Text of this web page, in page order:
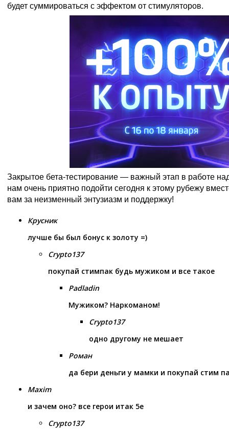
будет суммироваться с эффектом от стимуляторов.
Закрытое бета-тестирование — важный этап в работе
нам очень приятно подойти сегодня к этому рубежу
вам за неизменный энтузиазм и поддержку!
Крусник
лучше бы был бонус к золоту =)
Crypto137
покупай стимпак будь мужиком и все такое
Padladin
Мужиком? Наркоманом!
Crypto137
одно другому не мешает
Роман
да бери деньги у мамки и покупай стим
Maxim
и зачем оно? все герои итак 5е
Crypto137